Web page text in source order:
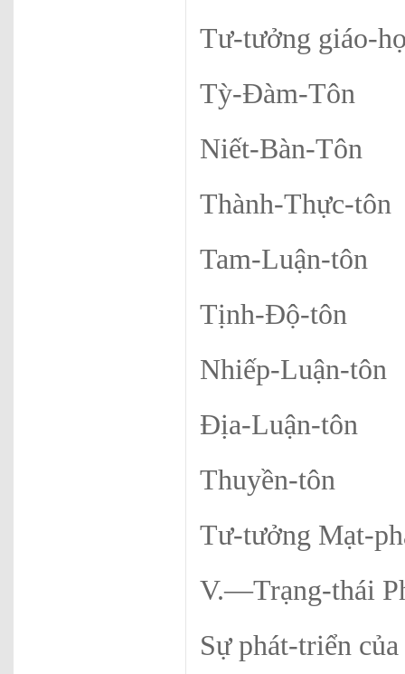
Tư-tưởng
Tỳ-Đàm-Tôn
Niết-Bàn-Tôn
Thành-Thực-tôn
Tam-Luận-tôn
Tịnh-Độ-tôn
Nhiếp-Luận-tôn
Địa-Luận-tôn
Thuyền-tôn
Tư-tưởng Mạt-
V.—Trạng-thái
Sự phát-triển